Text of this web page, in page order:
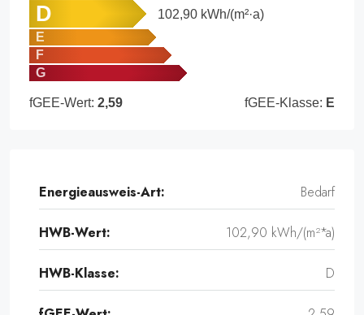
D 102,90 kWh/(m²·a)
E
F
G
fGEE-Wert: 2,59 fGEE-Klasse: E
Energieausweis-Art: Bedarf
HWB-Wert: 102,90 kWh/(m²*a)
HWB-Klasse: D